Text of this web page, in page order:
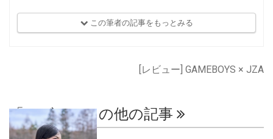
この筆者の記事をもっとみる
[レビュー] GAMEBOYS × JZA
「レビュー」の他の記事